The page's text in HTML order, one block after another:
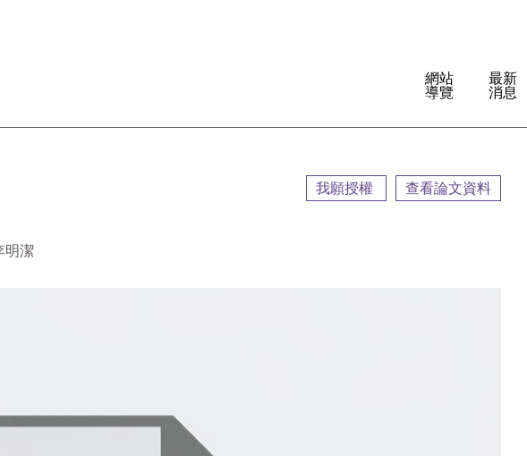
網站
導覽
最新
消息
明潔
我願授權 查看論文資料